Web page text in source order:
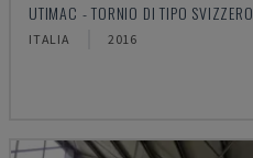
UTIMAC - TORNIO DI TIPO SVIZZERO
ITALIA 2016